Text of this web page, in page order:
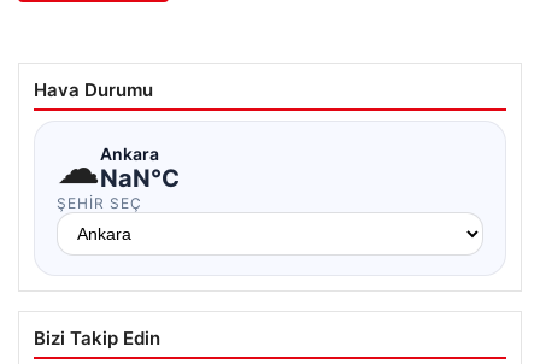
Hava Durumu
☁Ankara
NaN°C
ŞEHIR SEÇ
Bizi Takip Edin